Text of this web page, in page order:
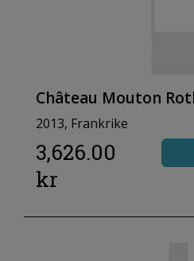
Château Mouton
2013, Frankrike
3,626.00
kr